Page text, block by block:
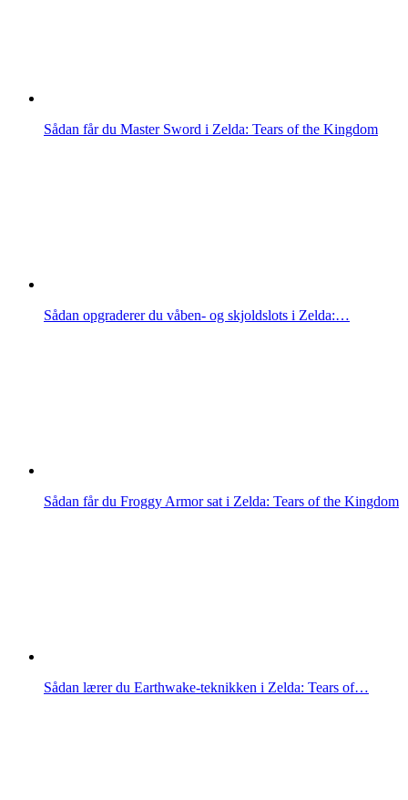
Sådan får du Master Sword i Zelda: Tears of the Kingdom
Sådan opgraderer du våben- og skjoldslots i Zelda:…
Sådan får du Froggy Armor sat i Zelda: Tears of the Kingdom
Sådan lærer du Earthwake-teknikken i Zelda: Tears of…